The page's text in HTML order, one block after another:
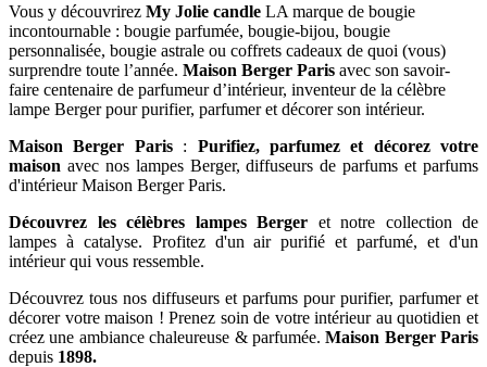
Vous y découvrirez My Jolie candle LA marque de bougie
incontournable : bougie parfumée, bougie-bijou, bougie
personnalisée, bougie astrale ou coffrets cadeaux de quoi (vous)
surprendre toute l’année. Maison Berger Paris avec son savoir-
faire centenaire de parfumeur d’intérieur, inventeur de la célèbre
lampe Berger pour purifier, parfumer et décorer son intérieur.
Maison Berger Paris: Purifiez, parfumez et décorez votre
maison avec nos lampes Berger, diffuseurs de parfums et parfums
d'intérieur Maison Berger Paris.
Découvrez les célèbres lampes Berger et notre collection de
lampes à catalyse. Profitez d'un air purifié et parfumé, et d'un
intérieur qui vous ressemble.
Découvrez tous nos diffuseurs et parfums pour purifier, parfumer et
décorer votre maison ! Prenez soin de votre intérieur au quotidien et
créez une ambiance chaleureuse & parfumée.Maison Berger Paris
depuis 1898.